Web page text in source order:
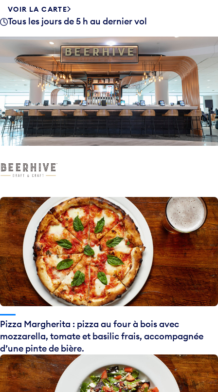
VOIR LA CARTE
Tous les jours de 5 h au dernier vol
Pizza Margherita : pizza au four à bois avec
mozzarella, tomate et basilic frais, accompagnée
d’une pinte de bière.